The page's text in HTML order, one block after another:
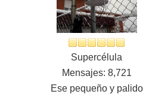
Supercélula
Mensajes: 8,721
Ese pequeño y palido